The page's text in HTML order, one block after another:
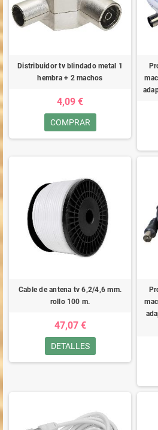
Distribuidor tv blindado metal 1
hembra + 2 machos
4,09 €
COMPRAR
Cable de antena tv 6,2/4,6 mm.
rollo 100 m.
47,07 €
DETALLES